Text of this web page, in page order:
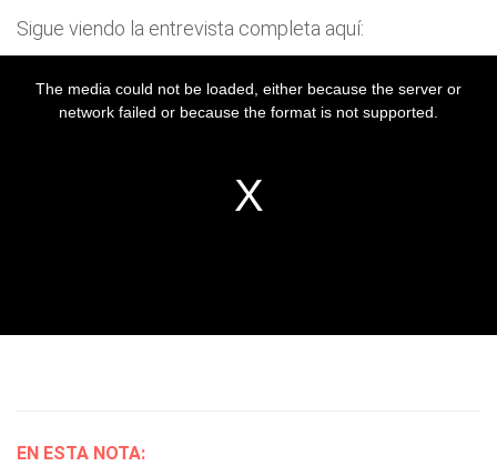
Sigue viendo la entrevista completa aquí:
EN ESTA NOTA: